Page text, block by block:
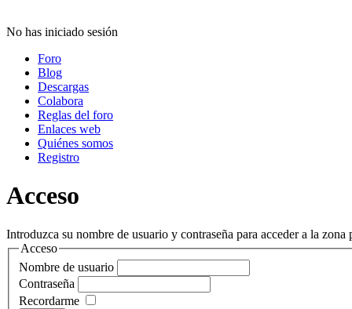
No has iniciado sesión
Foro
Blog
Descargas
Colabora
Reglas del foro
Enlaces web
Quiénes somos
Registro
Acceso
Introduzca su nombre de usuario y contraseña para acceder a la zona
Acceso
Nombre de usuario
Contraseña
Recordarme